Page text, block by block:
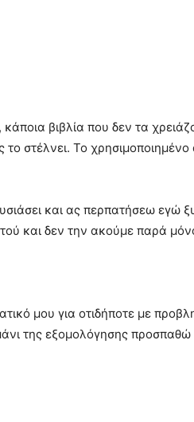
βιβλία που δεν τα
στέλνει. Το χρησιμοποιημένο
και ας περπατήσεω εγώ
και δεν την ακούμε παρά
μου για οτιδήποτε με
της εξομολόγησης